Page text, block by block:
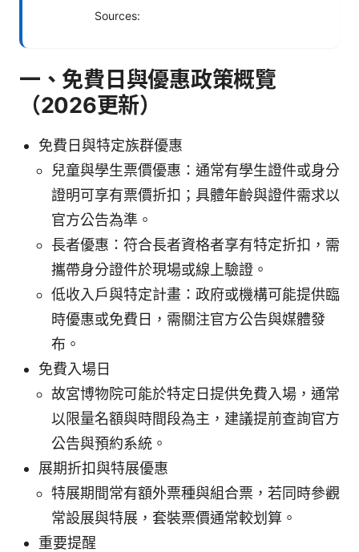
Sources:
一、免費日與優惠政策概覽
（2026更新）
免費日與特定族群優惠
兒童與學生票價優惠：通常有學生證件或身分
證明可享有票價折扣；具體年齡與證件需求以
官方公告為準。
長者優惠：符合長者資格者享有特定折扣，需
攜帶身分證件於現場或線上驗證。
低收入戶與特定計畫：政府或機構可能提供臨
時優惠或免費日，需關注官方公告與媒體發
布。
免費入場日
故宮博物院可能於特定日提供免費入場，通常
以限量名額與時間段為主，建議提前查詢官方
公告與預約系統。
展期折扣與特展優惠
特展期間常有額外票種與組合票，若同時參觀
常設展與特展，套裝票價通常較划算。
重要提醒